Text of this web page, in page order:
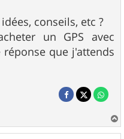
conseils, etc ?
un GPS avec
que j'attends
a